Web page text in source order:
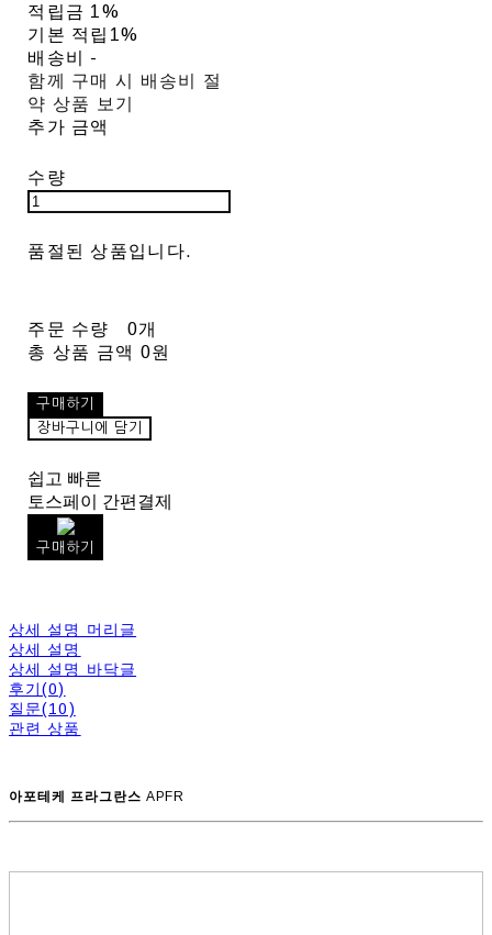
적립금 1%
기본 적립 1%
배송비 -
함께 구매 시 배송비 절
약 상품 보기
추가 금액
수량
품절된 상품입니다.
주문 수량
0개
총 상품 금액 0원
구매하기
장바구니에 담기
쉽고 빠른
토스페이 간편결제
구매하기
상세 설명 머리글
상세 설명
상세 설명 바닥글
후기(0)
질문(10)
관련 상품
아포테케 프라그란스 APFR